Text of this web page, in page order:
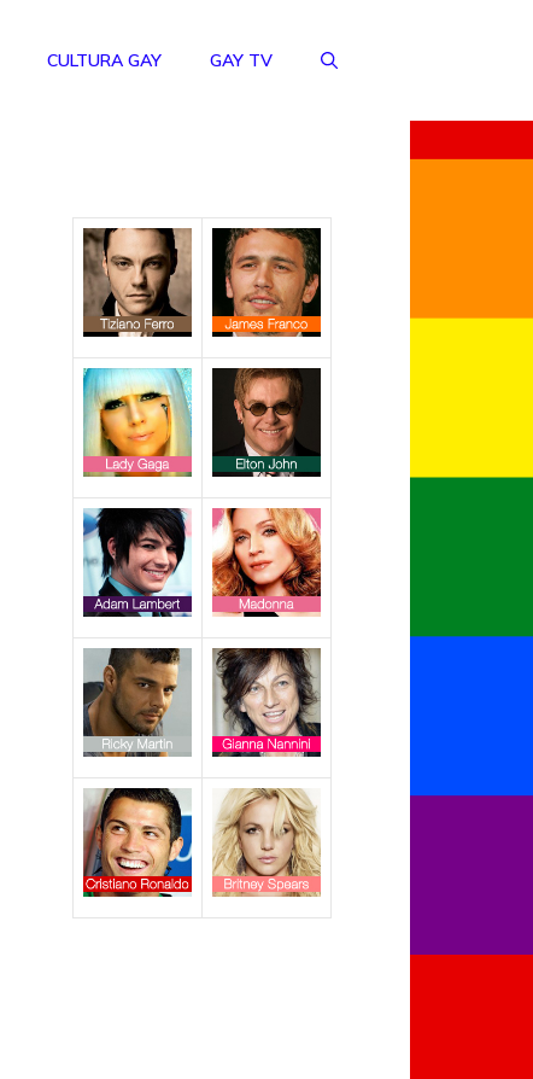
CULTURA GAY GAY TV